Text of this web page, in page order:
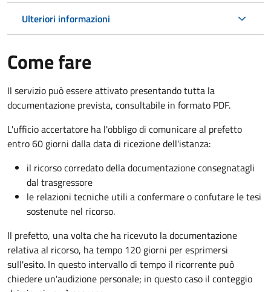
Ulteriori informazioni
Come fare
Il servizio può essere attivato presentando tutta la
documentazione prevista, consultabile in formato PDF.
L'ufficio accertatore ha l'obbligo di comunicare al prefetto
entro 60 giorni dalla data di ricezione dell'istanza:
il ricorso corredato della documentazione consegnatagli
dal trasgressore
le relazioni tecniche utili a confermare o confutare le tesi
sostenute nel ricorso.
Il prefetto, una volta che ha ricevuto la documentazione
relativa al ricorso, ha tempo 120 giorni per esprimersi
sull'esito. In questo intervallo di tempo il ricorrente può
chiedere un'audizione personale; in questo caso il conteggio